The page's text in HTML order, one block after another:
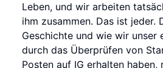
Leben, und wir arbeiten
ihm zusammen. Das ist jeder.
Geschichte und wie wir unser
durch das Überprüfen von
Posten auf IG erhalten haben,